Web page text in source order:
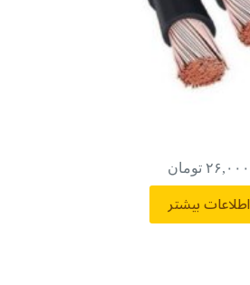
۲۶,۰۰۰ تومان
اطلاعات بیشتر